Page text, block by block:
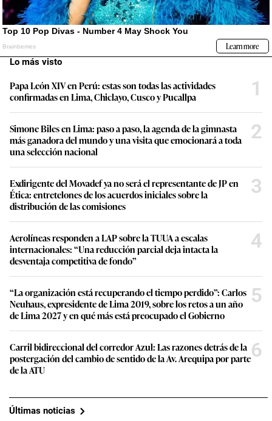
Lo más visto
Papa León XIV en Perú: estas son todas las actividades
confirmadas en Lima, Chiclayo, Cusco y Pucallpa
1
Simone Biles en Lima: paso a paso, la agenda de la gimnasta
más ganadora del mundo y una visita que emocionará a toda
una selección nacional
2
Exdirigente del Movadef ya no será el representante de JP en
Ética: entretelones de los acuerdos iniciales sobre la
distribución de las comisiones
3
Aerolíneas responden a LAP sobre la TUUA a escalas
internacionales: “Una reducción parcial deja intacta la
desventaja competitiva de fondo”
4
“La organización está recuperando el tiempo perdido”: Carlos
Neuhaus, expresidente de Lima 2019, sobre los retos a un año
de Lima 2027 y en qué más está preocupado el Gobierno
5
Carril bidireccional del corredor Azul: Las razones detrás de la
postergación del cambio de sentido de la Av. Arequipa por parte
de la ATU
6
Últimas noticias